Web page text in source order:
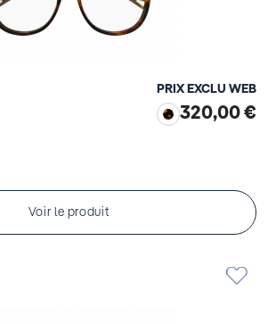
PRIX EXCLU WEB
320,00 €
Voir le produit